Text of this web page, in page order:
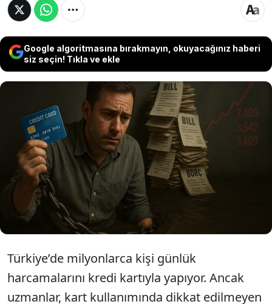
Google algoritmasına bırakmayın, okuyacağınız haberi
siz seçin! Tıkla ve ekle
Uzmanlara göre kredi kartı kullanımında
yapılan küçük gibi görünen bir hata,
tüketicileri hızla borç sarmalına sürüklüyor.
Özellikle faiz ve asgari ödeme tuzağı
yüzünden borçlar katlanarak artıyor.
Türkiye’de milyonlarca kişi günlük
harcamalarını kredi kartıyla yapıyor. Ancak
uzmanlar, kart kullanımında dikkat edilmeyen